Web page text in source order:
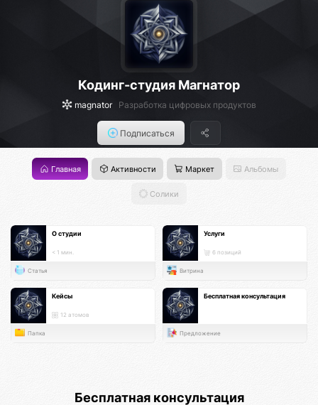
Кодинг-студия Магнатор
magnator Разработка цифровых продуктов
Подписаться
Главная Активности Маркет Альбомы
Солики
О студии
< 1 мин.
Статья
Услуги
6 позиций
Витрина
Кейсы
12 атомов
Папка
Бесплатная консультация
Предложение
Бесплатная консультация